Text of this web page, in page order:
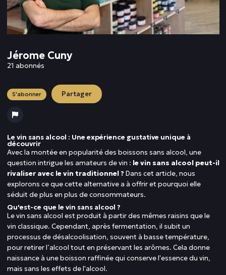
Jérome Cuny
21 abonnés
S'abonner Partager
Le vin sans alcool : Une expérience gustative unique à
découvrir
Avec la montée en popularité des boissons sans alcool, une
question intrigue les amateurs de vin : le vin sans alcool peut-il
rivaliser avec le vin traditionnel ? Dans cet article, nous
explorons ce que cette alternative a à offrir et pourquoi elle
séduit de plus en plus de consommateurs.
Qu'est-ce que le vin sans alcool ?
Le vin sans alcool est produit à partir des mêmes raisins que le
vin classique. Cependant, après fermentation, il subit un
processus de désalcoolisation, souvent à basse température,
pour retirer l’alcool tout en préservant les arômes. Cela donne
naissance à une boisson raffinée qui conserve l'essence du vin,
mais sans les effets de l'alcool.